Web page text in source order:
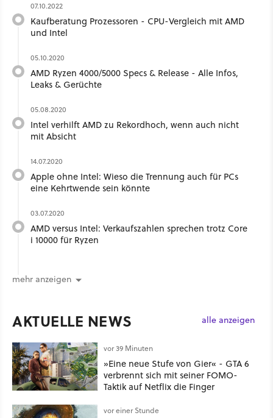
07.10.2022
Kaufberatung Prozessoren - CPU-Vergleich mit AMD
und Intel
05.10.2020
AMD Ryzen 4000/5000 Specs & Release - Alle Infos,
Leaks & Gerüchte
05.08.2020
Intel verhilft AMD zu Rekordhoch, wenn auch nicht
mit Absicht
14.07.2020
Apple ohne Intel: Wieso die Trennung auch für PCs
eine Kehrtwende sein könnte
03.07.2020
AMD versus Intel: Verkaufszahlen sprechen trotz Core
i 10000 für Ryzen
mehr anzeigen
AKTUELLE NEWS alle anzeigen
vor 39 Minuten
»Eine neue Stufe von Gier« - GTA 6
verbrennt sich mit seiner FOMO-
Taktik auf Netflix die Finger
vor einer Stunde